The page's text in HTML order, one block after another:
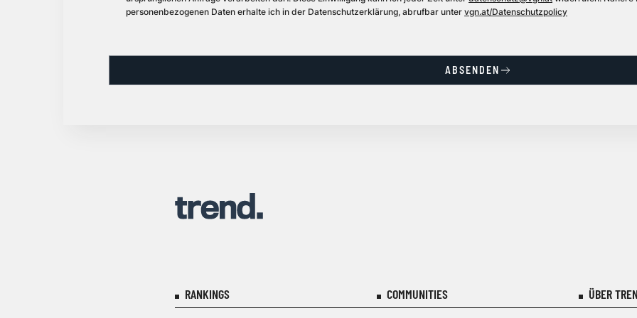
personenbezogenen Daten erhalte ich in der Datenschutzerklärung, abrufbar unter vgn.at/Datenschutzpolicy
ABSENDEN
RANKINGS COMMUNITIES ÜBER